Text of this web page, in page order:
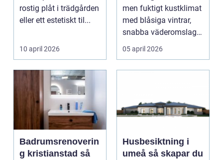
rostig plåt i trädgården
eller ett estetiskt til...
10 april 2026
men fuktigt kustklimat
med blåsiga vintrar,
snabba väderomslag
och ofta hög lu...
05 april 2026
Badrumsrenoverin
g kristianstad så
Husbesiktning i
umeå så skapar du